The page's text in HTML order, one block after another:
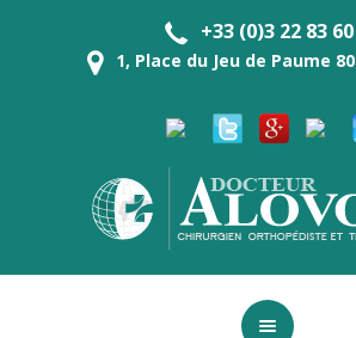
+33 (0)3 22 83
1, Place du Jeu de Paume